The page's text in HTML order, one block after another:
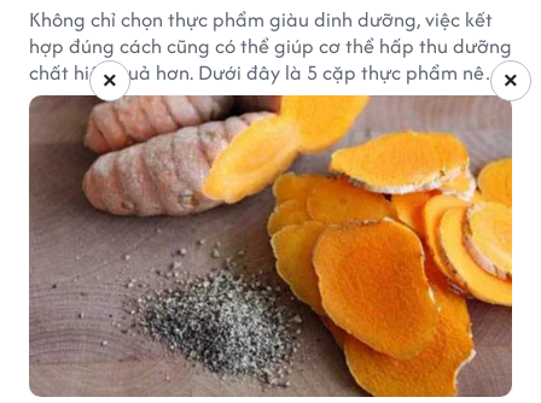
Không chỉ chọn thực phẩm giàu dinh dưỡng, việc kết
hợp đúng cách cũng có thể giúp cơ thể hấp thu dưỡng
chất hiệu quả hơn. Dưới đây là 5 cặp thực phẩm nên
ăn cùng nhau để tối ưu giá trị dinh dưỡng.
×
×